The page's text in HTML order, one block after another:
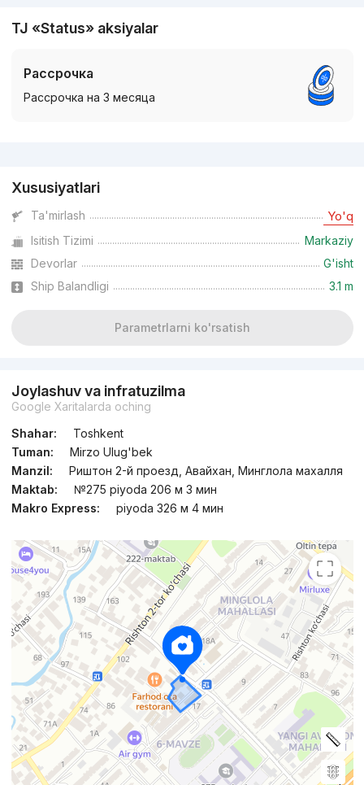
TJ «Status» aksiyalar
Рассрочка
Рассрочка на 3 месяца
Xususiyatlari
Ta'mirlash Yo'q
Isitish Tizimi
Markaziy
Devorlar
G'isht
Ship Balandligi
3.1 m
Parametrlarni ko'rsatish
Joylashuv va infratuzilma
Google Xaritalarda oching
Shahar:
Toshkent
Tuman:
Mirzo Ulug'bek
Manzil:
Риштон 2-й проезд, Авайхан, Минглола махалля
Maktab:
№275 piyoda 206 м 3 мин
Makro Express:
piyoda 326 м 4 мин